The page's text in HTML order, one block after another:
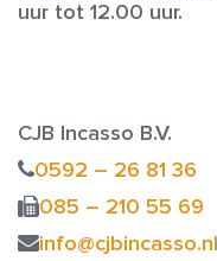
uur tot 12.00 uur.
CJB Incasso B.V.
0592 – 26 81 36
085 – 210 55 69
info@cjbincasso.nl